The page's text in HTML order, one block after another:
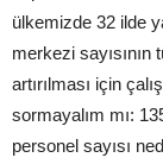
ülkemizde 32 ilde
merkezi
artırılması için
sormayalım mı:
personel sayısı